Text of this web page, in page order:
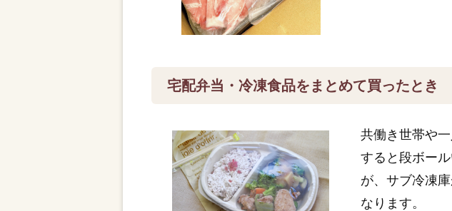
宅配弁当・冷凍食品をまとめて買ったとき
共働き世帯や
すると段ボー
が、サブ冷凍
なります。